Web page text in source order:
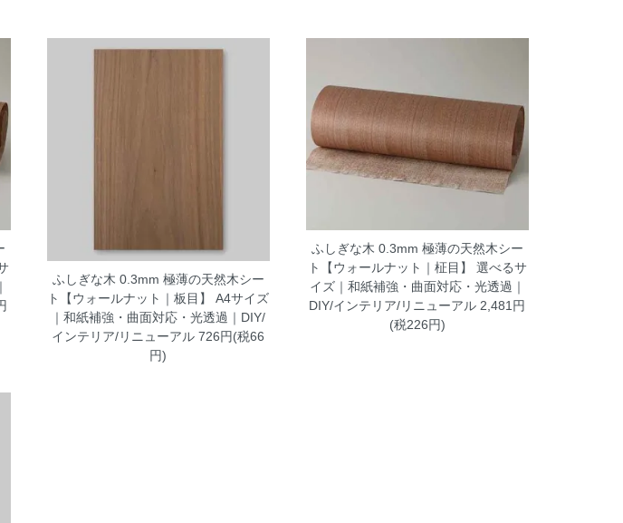
ふしぎな木 0.3mm 極薄の天然木シー
ト【ウォールナット｜板目】 A4サイズ
｜和紙補強・曲面対応・光透過｜DIY/
インテリア/リニューアル 726円(税66
円)
ふしぎな木 0.3mm 極薄の天然木シー
ト【ウォールナット｜柾目】 選べるサ
イズ｜和紙補強・曲面対応・光透過｜
DIY/インテリア/リニューアル 2,481円
(税226円)